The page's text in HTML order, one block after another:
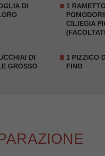
DI
1
CILIEGIA
DI
GROSSO
1 PIZZICO
FINO